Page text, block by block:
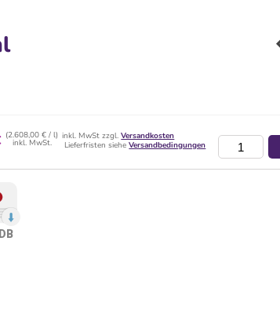
(2.608,00 € / l)
inkl. MwSt.
inkl. MwSt zzgl.Versandkosten
Lieferfristen sieheVersandbedingungen